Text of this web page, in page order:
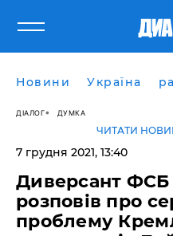
Новини Україна
ДІАЛОГ ДУМКА
ЧИТАТИ
7 грудня 2021, 13:40
Диверсант ФСБ
розповів про
проблему